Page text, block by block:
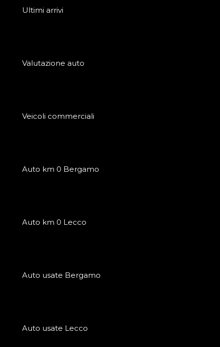
Ultimi arrivi
Valutazione auto
Veicoli commerciali
Auto km 0 Bergamo
Auto km 0 Lecco
Auto usate Bergamo
Auto usate Lecco